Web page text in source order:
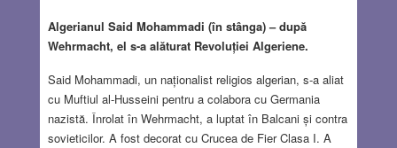
Algerianul Said Mohammadi (în stânga) – după
Wehrmacht, el s-a alăturat Revoluției Algeriene.
Said Mohammadi, un naționalist religios algerian, s-a aliat
cu Muftiul al-Husseini pentru a colabora cu Germania
nazistă. Înrolat în Wehrmacht, a luptat în Balcani și contra
sovieticilor. A fost decorat cu Crucea de Fier Clasa I. A